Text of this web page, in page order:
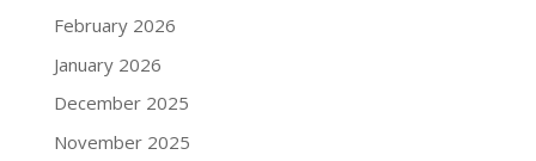
February 2026
January 2026
December 2025
November 2025